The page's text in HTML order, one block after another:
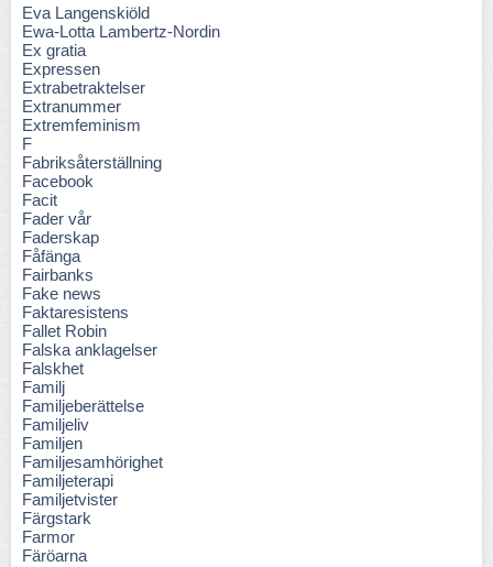
Eva Langenskiöld
Ewa-Lotta Lambertz-Nordin
Ex gratia
Expressen
Extrabetraktelser
Extranummer
Extremfeminism
F
Fabriksåterställning
Facebook
Facit
Fader vår
Faderskap
Fåfänga
Fairbanks
Fake news
Faktaresistens
Fallet Robin
Falska anklagelser
Falskhet
Familj
Familjeberättelse
Familjeliv
Familjen
Familjesamhörighet
Familjeterapi
Familjetvister
Färgstark
Farmor
Färöarna